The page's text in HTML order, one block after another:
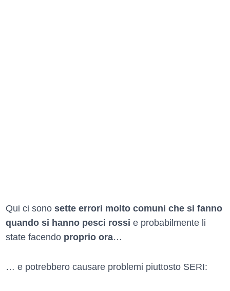
Qui ci sono sette errori molto comuni che si fanno
quando si hanno pesci rossi e probabilmente li
state facendo proprio ora…
… e potrebbero causare problemi piuttosto SERI: